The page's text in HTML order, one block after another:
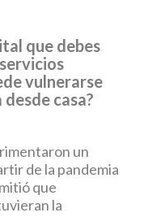
que debes
vulnerarse
casa?
un
de la pandemia
que
la